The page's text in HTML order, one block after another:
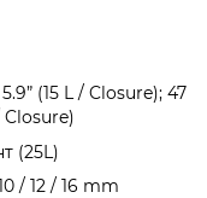
(15 L / Closure); 47
Closure)
(25L)
/ 12 / 16 mm